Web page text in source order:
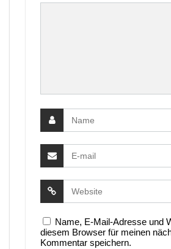
Name, E-Mail-Adresse und
diesem Browser für meinen
Kommentar speichern.